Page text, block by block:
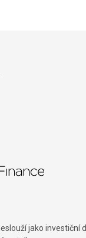
jako investiční